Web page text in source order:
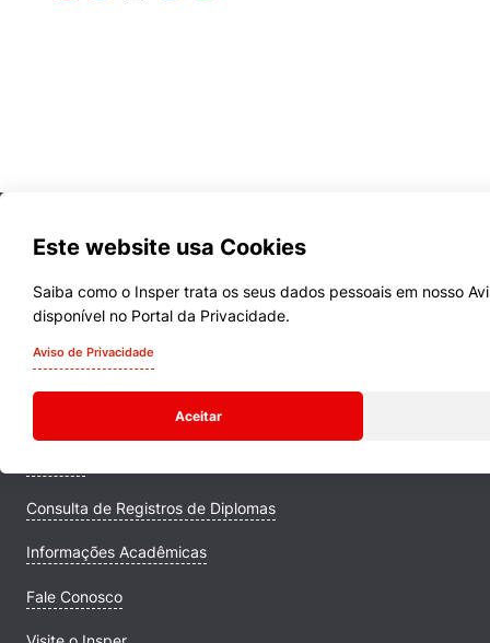
Este website usa Cookies
Saiba como o Insper trata os seus dados pessoais em nosso
disponível no Portal da Privacidade.
Aviso de Privacidade
Aceitar
Quem Somos
Comunidade Transforme
Consulta de Registros de Diplomas
Informações Acadêmicas
Fale Conosco